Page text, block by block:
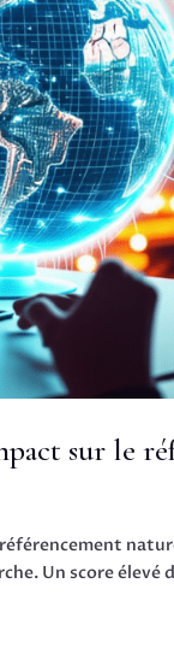
sur le
Un score élevé